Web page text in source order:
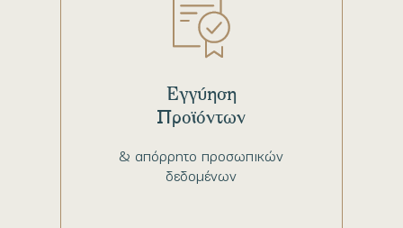
& απόρρητο προσωπικών
δεδομένων
Εγγύηση
Προϊόντων